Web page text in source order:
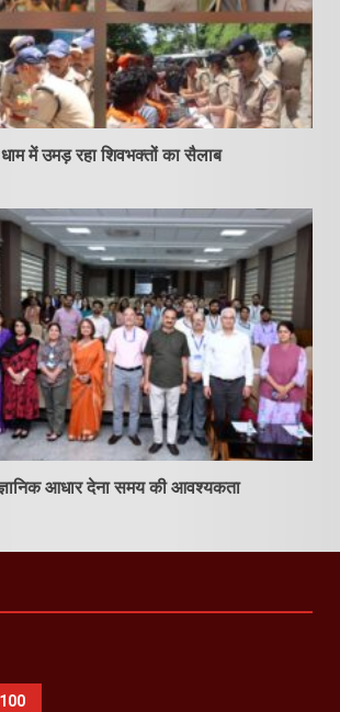
में उमड़ रहा शिवभक्तों का सैलाब
आधार देना समय की आवश्यकता